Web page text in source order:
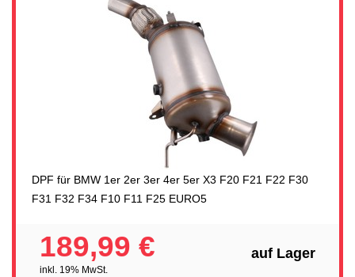
DPF für BMW 1er 2er 3er 4er 5er X3 F20 F21 F22 F30
F31 F32 F34 F10 F11 F25 EURO5
189,99 €
inkl. 19% MwSt.
auf Lager